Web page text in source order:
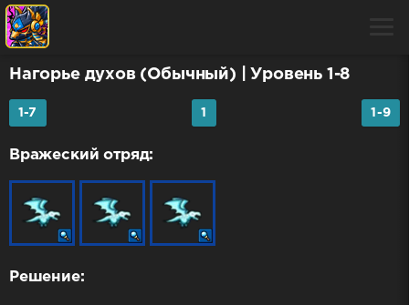
Нагорье духов (Обычный) | Уровень 1-8
1-7 1 1-9
Вражеский отряд:
Решение: